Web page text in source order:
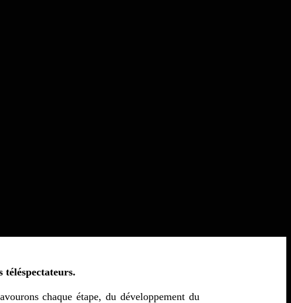
téléspectateurs.
chaque étape, du développement du